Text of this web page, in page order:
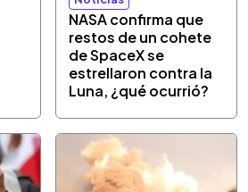
NASA confirma que
restos de un cohete
de SpaceX se
estrellaron contra la
Luna, ¿qué ocurrió?